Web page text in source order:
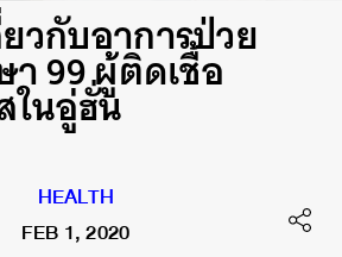
วกับอาการป่วย
99 ผู้ติดเชื้อ
ในอู่ฮั่น
HEALTH
FEB 1, 2020